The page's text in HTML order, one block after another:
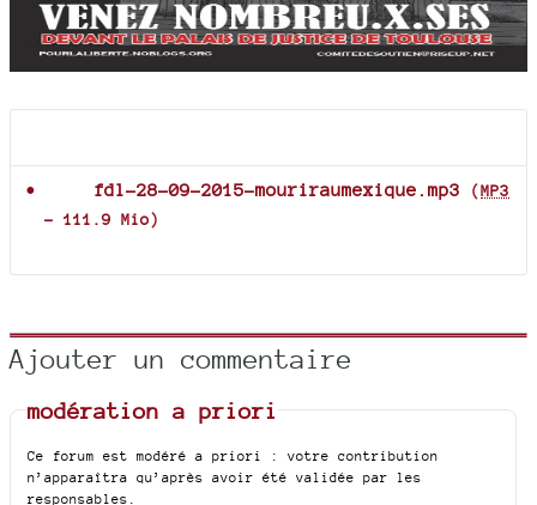
fdl-28-09-2015-mouriraumexique.mp3 (MP3
- 111.9 Mio)
Ajouter un commentaire
modération a priori
Ce forum est modéré a priori : votre contribution
n’apparaîtra qu’après avoir été validée par les
responsables.